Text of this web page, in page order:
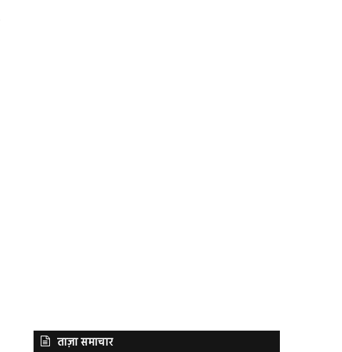
ताज़ा समाचार